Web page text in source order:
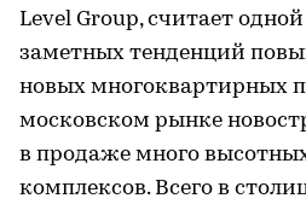
Level Group, считает
заметных тенденций
новых многоквартирных
московском рынке
в продаже много
комплексов. Всего в